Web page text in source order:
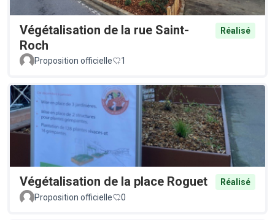
Végétalisation de la rue Saint-
Roch
Réalisé
Proposition officielle 1
Végétalisation de la place Roguet
Réalisé
Proposition officielle
0